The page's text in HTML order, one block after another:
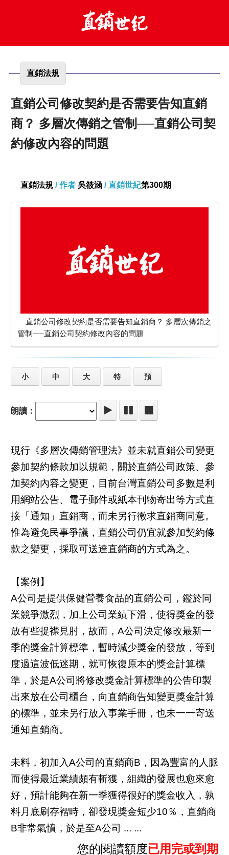
直銷法規
直銷公司修改契約是否需要告知直銷
商？ 多層次傳銷之管制──直銷公司契
約修改內容的問題
直銷法規 / 作者 吳筱涵 / 直銷世紀第300期
直銷公司修改契約是否需要告知直銷商？ 多層次傳銷之
管制──直銷公司契約修改內容的問題
小 中 大 特 預
朗讀：
現行《多層次傳銷管理法》並未就直銷公司變更
參加契約條款加以規範，關於直銷公司政策、參
加契約內容之變更，目前台灣直銷公司多數是利
用網站公告、電子郵件或紙本刊物寄出等方式直
接「通知」直銷商，而未另行徵求直銷商同意。
惟為避免民事爭議，直銷公司仍宜就參加契約條
款之變更，採取可送達直銷商的方式為之。
【案例】
A公司是提供保健營養食品的直銷公司，鑑於同
業競爭激烈，加上公司業績下滑，使得獎金的發
放有些捉襟見肘，故而，A公司決定修改最新一
季的獎金計算標準，暫時減少獎金的發放，等到
度過這波低迷期，就可恢復原本的獎金計算標
準，於是A公司將修改獎金計算標準的公告印製
出來放在公司櫃台，向直銷商告知變更獎金計算
的標準，並未另行放入事業手冊，也未一一寄送
通知直銷商。
未料，初加入A公司的直銷商B，因為豐富的人脈
而使得最近業績頗有斬獲，組織的發展也愈來愈
好，預計能夠在新一季獲得很好的獎金收入，孰
料月底刷存褶時，卻發現獎金短少10％，直銷商
B非常氣憤，於是至A公司 ... ...
您的閱讀額度已用完或到期